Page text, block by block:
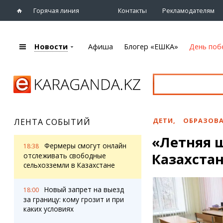
Горячая линия Контакты Рекламодателям
Караганды
eTV
Рассылка новостей
Персоны
Афиша
Театры
Спорт
Выставки
Цирк и зоопарк
Блогер «ЕШКА»
Лента блогера
Карты
Web-камеры
Новости Афиша Блогер «ЕШКА» День
ЛЕНТА СОБЫТИЙ
18:38
Фермеры смогут онлайн
отслеживать свободные
сельхозземли в Казахстане
18:00
Новый запрет на выезд
за границу: кому грозит и при
каких условиях
ДЕТИ,
«Летняя